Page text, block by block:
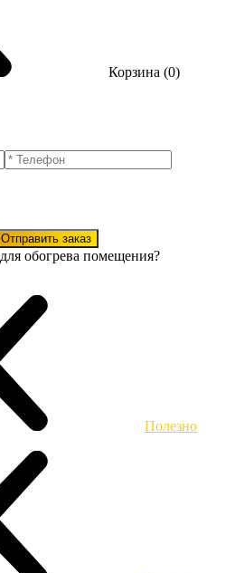
Корзина (0)
Отправить заказ
Полезно